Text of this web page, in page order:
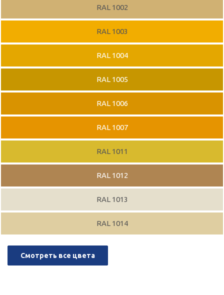
RAL 1002
RAL 1003
RAL 1004
RAL 1005
RAL 1006
RAL 1007
RAL 1011
RAL 1012
RAL 1013
RAL 1014
Смотреть все цвета